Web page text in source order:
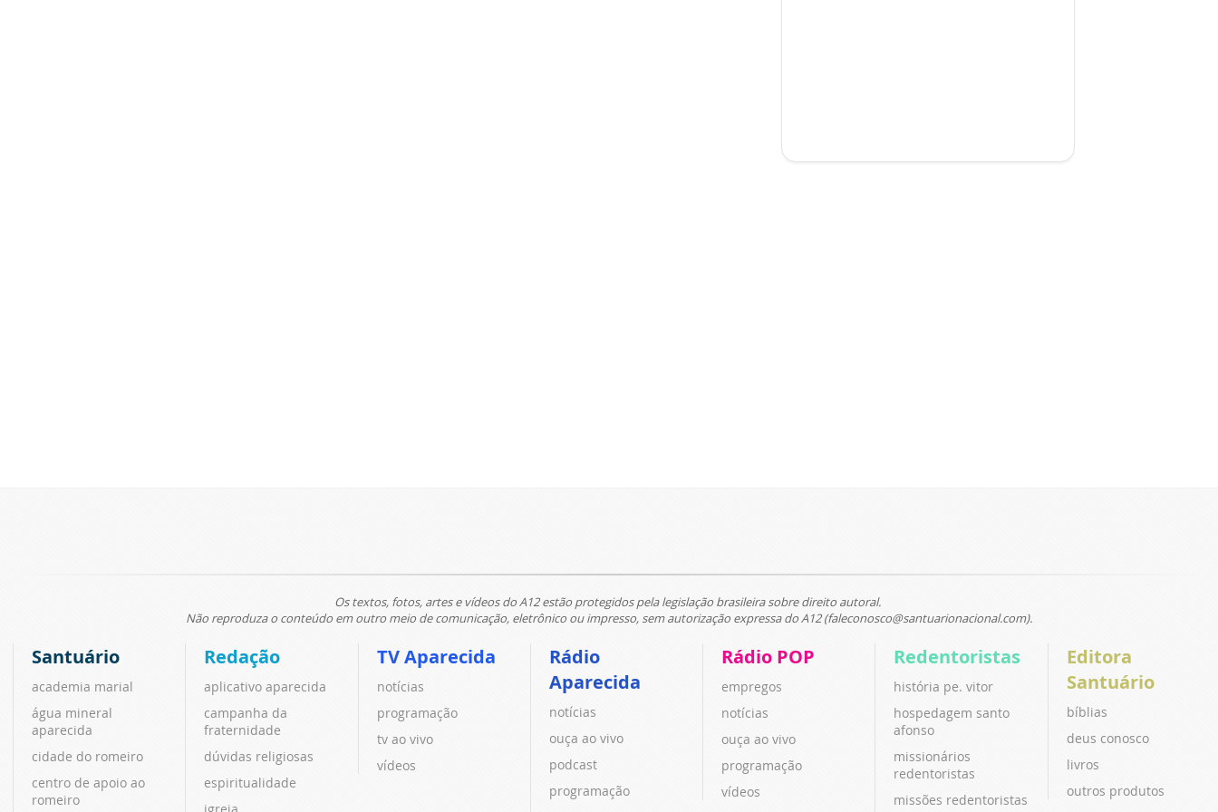
Os textos, fotos, artes e vídeos do A12 estão protegidos pela legislação brasileira sobre direito autoral.
Não reproduza o conteúdo em outro meio de comunicação, eletrônico ou impresso, sem autorização expressa do A12 (faleconosco@santuarionacional.com).
Santuário
academia marial
água mineral
aparecida
cidade do romeiro
centro de apoio ao
romeiro
Redação
aplicativo aparecida
campanha da
fraternidade
dúvidas religiosas
espiritualidade
igreja
TV Aparecida
notícias
programação
tv ao vivo
vídeos
Rádio
Aparecida
notícias
ouça ao vivo
podcast
programação
Rádio POP
empregos
notícias
ouça ao vivo
programação
vídeos
Redentoristas
história pe. vitor
hospedagem santo
afonso
missionários
redentoristas
missões redentoristas
Editora
Santuário
bíblias
deus conosco
livros
outros produtos